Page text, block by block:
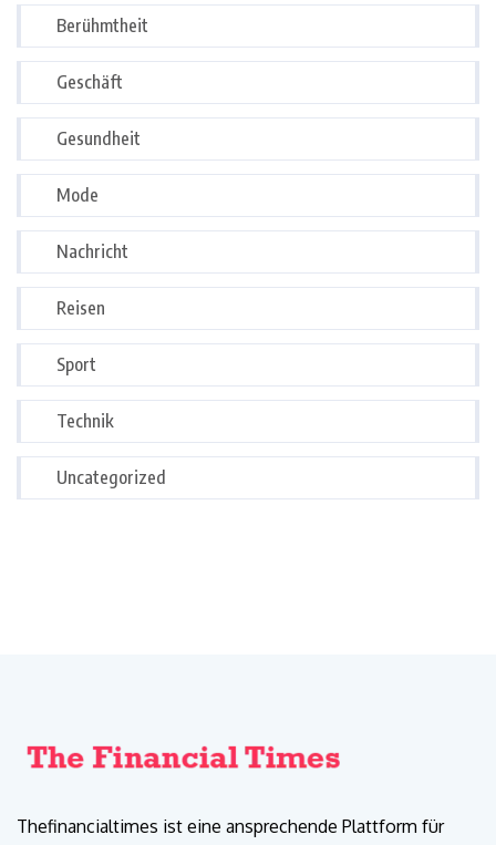
Berühmtheit
Geschäft
Gesundheit
Mode
Nachricht
Reisen
Sport
Technik
Uncategorized
Thefinancialtimes ist eine ansprechende Plattform für